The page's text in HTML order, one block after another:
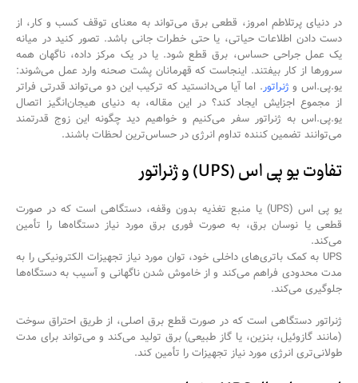
در دنیای پرتلاطم امروز، قطعی برق می‌تواند به معنای توقف کسب و کار، از
دست دادن اطلاعات حیاتی، یا حتی خطرات جانی باشد. تصور کنید در میانه‌
یک عمل جراحی حساس، برق قطع شود. یا در یک مرکز داده، ناگهان همه
سرورها از کار بیفتند. اینجاست که قهرمانان پشت صحنه وارد عمل می‌شوند:
یو.پی.اس و ژنراتور. اما آیا می‌دانستید که ترکیب این دو می‌تواند قدرتی فراتر
از مجموع اجزایش ایجاد کند؟ در این مقاله، به دنیای هیجان‌انگیز اتصال
یو.پی.اس به ژنراتور سفر می‌کنیم و خواهیم دید چگونه این زوج قدرتمند
می‌توانند تضمین کننده‌ تداوم انرژی در حساس‌ترین لحظات باشند.
تفاوت یو پی اس (UPS) و ژنراتور
یو پی اس (UPS) یا منبع تغذیه بدون وقفه، دستگاهی است که در صورت
قطعی یا نوسان برق، به صورت فوری برق مورد نیاز دستگاه‌ها را تأمین
می‌کند.
UPS به کمک باتری‌های داخلی خود، توان مورد نیاز تجهیزات الکترونیکی را به
مدت محدودی فراهم می‌کند و از خاموش شدن ناگهانی و آسیب به دستگاه‌ها
جلوگیری می‌کند.
ژنراتور دستگاهی است که در صورت قطع برق اصلی، از طریق احتراق سوخت
(مانند گازوئیل، بنزین، یا گاز طبیعی) برق تولید می‌کند و می‌تواند برای مدت
طولانی‌تری انرژی مورد نیاز تجهیزات را تأمین کند.